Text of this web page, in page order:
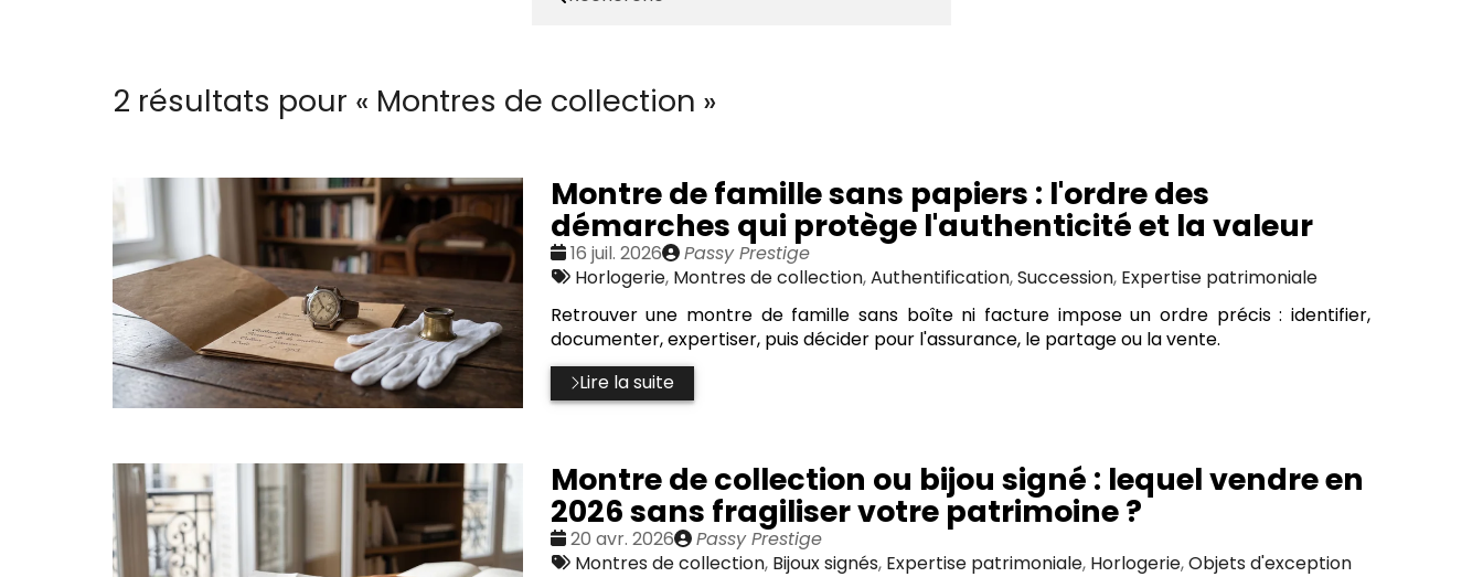
2 résultats pour « Montres de collection »
Montre de famille sans papiers : l'ordre des
démarches qui protège l'authenticité et la valeur
Date
:
16 juil. 2026
Publié
par
Passy Prestige
Tags
Horlogerie, Montres de collection,Authentification,Succession, Expertise patrimoniale
Retrouver une montre de famille sans boîte ni facture impose un ordre précis : identifier,
documenter, expertiser, puis décider pour l'assurance, le partage ou la vente.
Lire la suite
Montre de collection ou bijou signé : lequel vendre en
2026 sans fragiliser votre patrimoine ?
Date
:
20 avr. 2026
Publié
par
Passy Prestige
Tags
Montres de collection, Bijoux signés, Expertise patrimoniale, Horlogerie,Objets d'exception